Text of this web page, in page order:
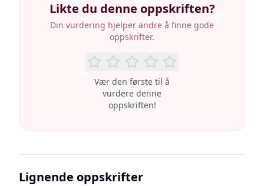
Likte du denne oppskriften?
Din vurdering hjelper andre å finne gode
oppskrifter.
Vær den første til å
vurdere denne
oppskriften!
Lignende oppskrifter